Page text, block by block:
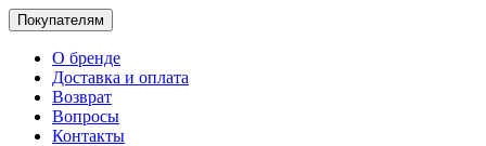
Покупателям
О бренде
Доставка и оплата
Возврат
Вопросы
Контакты